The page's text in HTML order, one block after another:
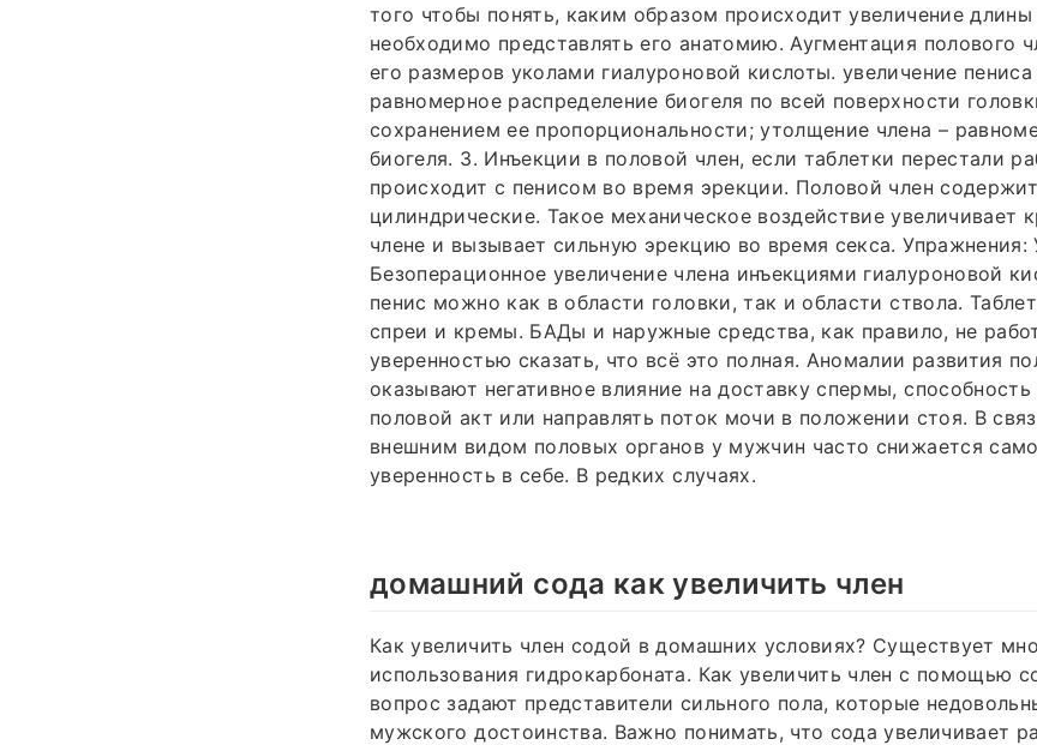
того чтобы понять, каким образом происходит увеличение длины
необходимо представлять его анатомию. Аугментация полового
его размеров уколами гиалуроновой кислоты. увеличение пениса
равномерное распределение биогеля по всей поверхности
сохранением ее пропорциональности; утолщение члена –
биогеля. 3. Инъекции в половой член, если таблетки перестали
происходит с пенисом во время эрекции. Половой член
цилиндрические. Такое механическое воздействие увеличивает
члене и вызывает сильную эрекцию во время секса. Упражнения:
Безоперационное увеличение члена инъекциями гиалуроновой
пенис можно как в области головки, так и области ствола.
спреи и кремы. БАДы и наружные средства, как правило, не
уверенностью сказать, что всё это полная. Аномалии развития
оказывают негативное влияние на доставку спермы,
половой акт или направлять поток мочи в положении стоя. В
внешним видом половых органов у мужчин часто снижается
уверенность в себе. В редких случаях.
домашний сода как увеличить член
Как увеличить член содой в домашних условиях? Существует
использования гидрокарбоната. Как увеличить член с помощью
вопрос задают представители сильного пола, которые
мужского достоинства. Важно понимать, что сода увеличивает